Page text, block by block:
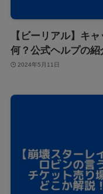
【ビーリアル】キ
何？公式ヘルプの紹
2024年5月11日